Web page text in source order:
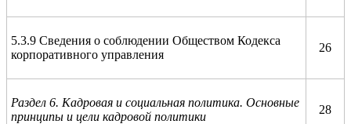
5.3.9 Сведения о соблюдении Обществом Кодекса
корпоративного управления
26
Раздел 6. Кадровая и социальная политика. Основные
принципы и цели кадровой политики
28